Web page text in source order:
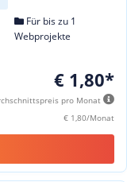
Für bis zu 1
Webprojekte
€ 1,80*
pro Monat
€ 1,80/Monat